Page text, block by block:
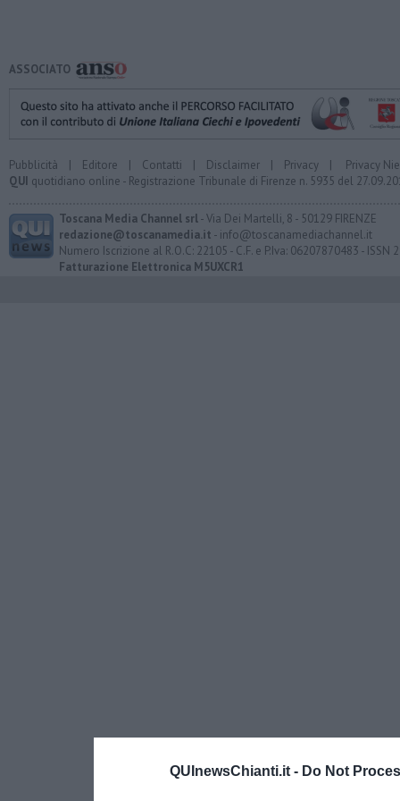
QUInewsChianti.it - Do Not
ASSOCIATO
Pubblicità | Editore | Contatti | Disclaimer | Privacy | Privacy
QUI quotidiano online - Registrazione Tribunale di Firenze n. 5935 del
Toscana Media Channel srl- Via Dei Martelli, 8 - 50129 FIRENZE
redazione@toscanamedia.it - info@toscanamediachannel.it
Numero Iscrizione al R.O.C: 22105 - C.F. e P.Iva: 06207870483 - ISSN
Fatturazione Elettronica M5UXCR1